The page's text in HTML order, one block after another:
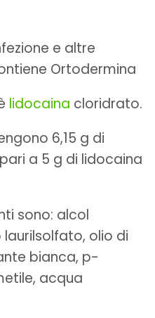
e altre
Ortodermina
lidocaina cloridrato.
6,15 g di
pari a 5 g di lidocaina
sono: alcol
olio di
bianca, p-
acqua